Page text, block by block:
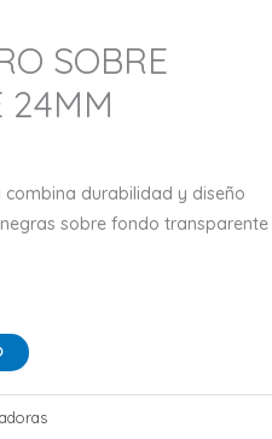
SOBRE
24MM
combina durabilidad y diseño
sobre fondo transparente